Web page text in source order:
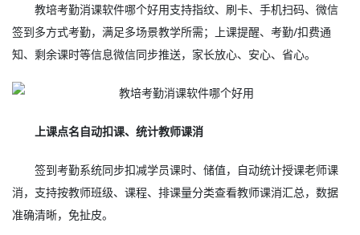
教培考勤消课软件哪个好用支持指纹、刷卡、手机扫码、微信
签到多方式考勤，满足多场景教学所需；上课提醒、考勤/扣费通
知、剩余课时等信息微信同步推送，家长放心、安心、省心。
上课点名自动扣课、统计教师课消
签到考勤系统同步扣减学员课时、储值，自动统计授课老师课
消，支持按教师班级、课程、排课量分类查看教师课消汇总，数据
准确清晰，免扯皮。